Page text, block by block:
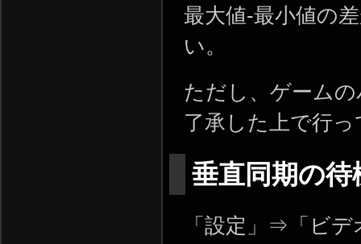
最大値-最小値の
い。
ただし、ゲーム
了承した上で行
垂直同期の
「設定」⇒「ビ